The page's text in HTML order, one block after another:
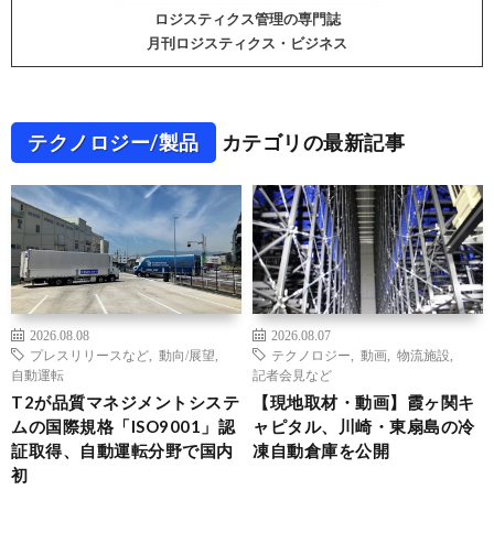
ロジスティクス管理の専門誌
月刊ロジスティクス・ビジネス
テクノロジー/製品 カテゴリの最新記事
2026.08.08
プレスリリースなど
動向/展望
自動運転
T2が品質マネジメントシステ
ムの国際規格「ISO9001」認
証取得、自動運転分野で国内
初
2026.08.07
テクノロジー
動画 物流施設
記者会見など
【現地取材・動画】霞ヶ関キ
ャピタル、川崎・東扇島の冷
凍自動倉庫を公開